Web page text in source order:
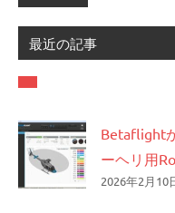
最近の記事
Betaflight
ーヘリ用
2026年2月10